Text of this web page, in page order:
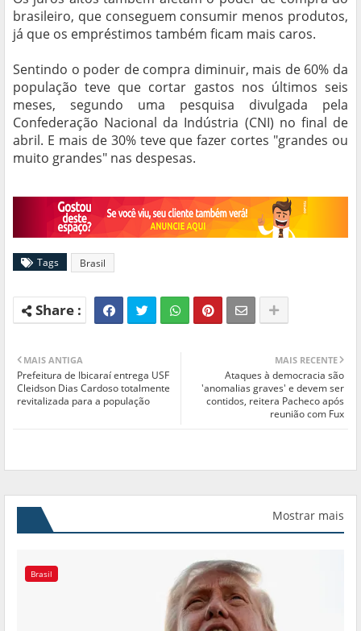
brasileiro, que conseguem consumir menos produtos,
já que os empréstimos também ficam mais caros.
Sentindo o poder de compra diminuir, mais de 60% da
população teve que cortar gastos nos últimos seis
meses, segundo uma pesquisa divulgada pela
Confederação Nacional da Indústria (CNI) no final de
abril. E mais de 30% teve que fazer cortes "grandes ou
muito grandes" nas despesas.
Tags Brasil
MAIS RECENTE
Ataques à democracia são
'anomalias graves' e devem ser
contidos, reitera Pacheco após
reunião com Fux
MAIS ANTIGA
Prefeitura de Ibicaraí entrega USF
Cleidson Dias Cardoso totalmente
revitalizada para a população
Mostrar mais
Brasil